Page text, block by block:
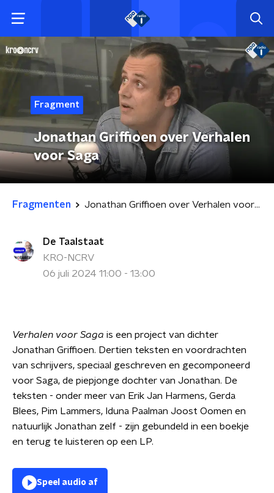
Fragment
Jonathan Griffioen over Verhalen
voor Saga
Fragmenten Jonathan Griffioen over Verhalen voor Saga
De Taalstaat
KRO-NCRV
06 juli 2024 11:00 - 13:00
Verhalen voor Saga is een project van dichter
Jonathan Griffioen. Dertien teksten en voordrachten
van schrijvers, speciaal geschreven en gecomponeerd
voor Saga, de piepjonge dochter van Jonathan. De
teksten - onder meer van Erik Jan Harmens, Gerda
Blees, Pim Lammers, Iduna Paalman Joost Oomen en
natuurlijk Jonathan zelf - zijn gebundeld in een boekje
en terug te luisteren op een LP.​
Speel audio af